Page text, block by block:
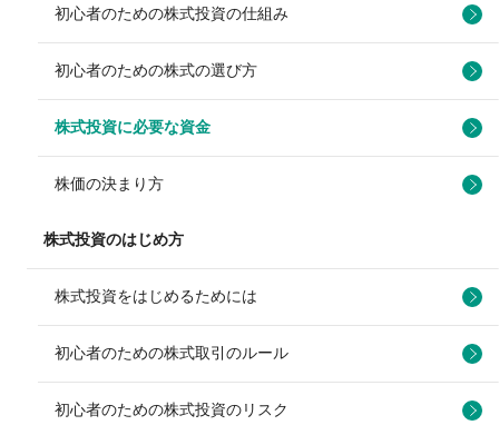
初心者のための株式投資の仕組み
初心者のための株式の選び方
株式投資に必要な資金
株価の決まり方
株式投資のはじめ方
株式投資をはじめるためには
初心者のための株式取引のルール
初心者のための株式投資のリスク